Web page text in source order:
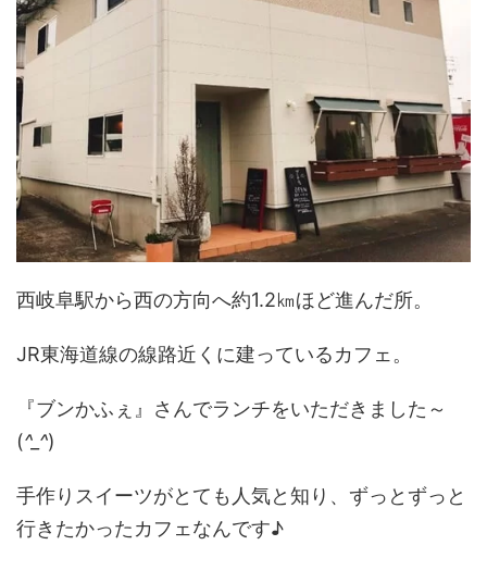
西岐阜駅から西の方向へ約1.2㎞ほど進んだ所。
JR東海道線の線路近くに建っているカフェ。
『ブンかふぇ』さんでランチをいただきました～
(^_^)
手作りスイーツがとても人気と知り、ずっとずっと
行きたかったカフェなんです♪